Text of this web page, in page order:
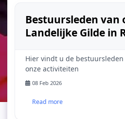
Bestuursleden van
Landelijke Gilde in
Hier vindt u de
onze activiteiten
08 Feb 2026
Read more